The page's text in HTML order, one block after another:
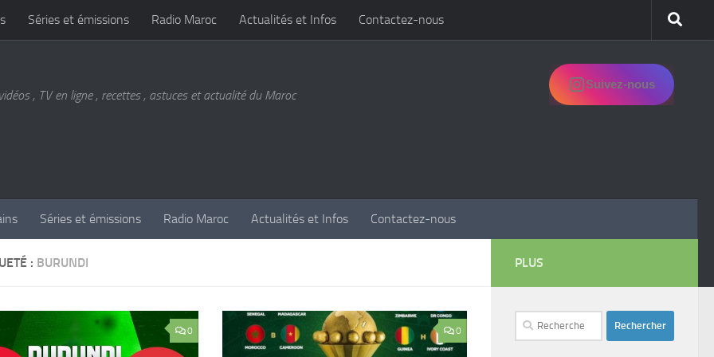
Séries et émissions Radio Maroc Actualités et Infos Contactez-nous
, TV en ligne , recettes , astuces et actualité du Maroc
Suivez-nous
Séries et émissions Radio Maroc Actualités et Infos Contactez-nous
: BURUNDI
0 0
PLUS
Rechercher :